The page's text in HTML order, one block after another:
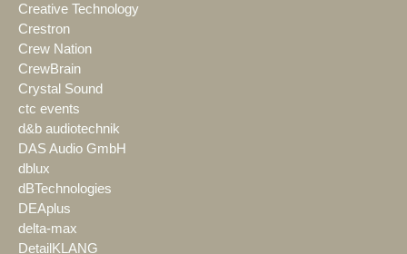
Creative Technology
Crestron
Crew Nation
CrewBrain
Crystal Sound
ctc events
d&b audiotechnik
DAS Audio GmbH
dblux
dBTechnologies
DEAplus
delta-max
DetailKLANG